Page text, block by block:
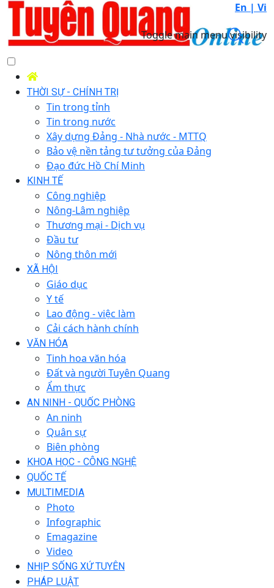
En | Vi
Toggle main menu visibility
THỜI SỰ - CHÍNH TRỊ
Tin trong tỉnh
Tin trong nước
Xây dựng Đảng - Nhà nước - MTTQ
Bảo vệ nền tảng tư tưởng của Đảng
Đạo đức Hồ Chí Minh
KINH TẾ
Công nghiệp
Nông-Lâm nghiệp
Thương mại - Dịch vụ
Đầu tư
Nông thôn mới
XÃ HỘI
Giáo dục
Y tế
Lao động - việc làm
Cải cách hành chính
VĂN HÓA
Tinh hoa văn hóa
Đất và người Tuyên Quang
Ẩm thực
AN NINH - QUỐC PHÒNG
An ninh
Quân sự
Biên phòng
KHOA HỌC - CÔNG NGHỆ
QUỐC TẾ
MULTIMEDIA
Photo
Infographic
Emagazine
Video
NHỊP SỐNG XỨ TUYÊN
PHÁP LUẬT